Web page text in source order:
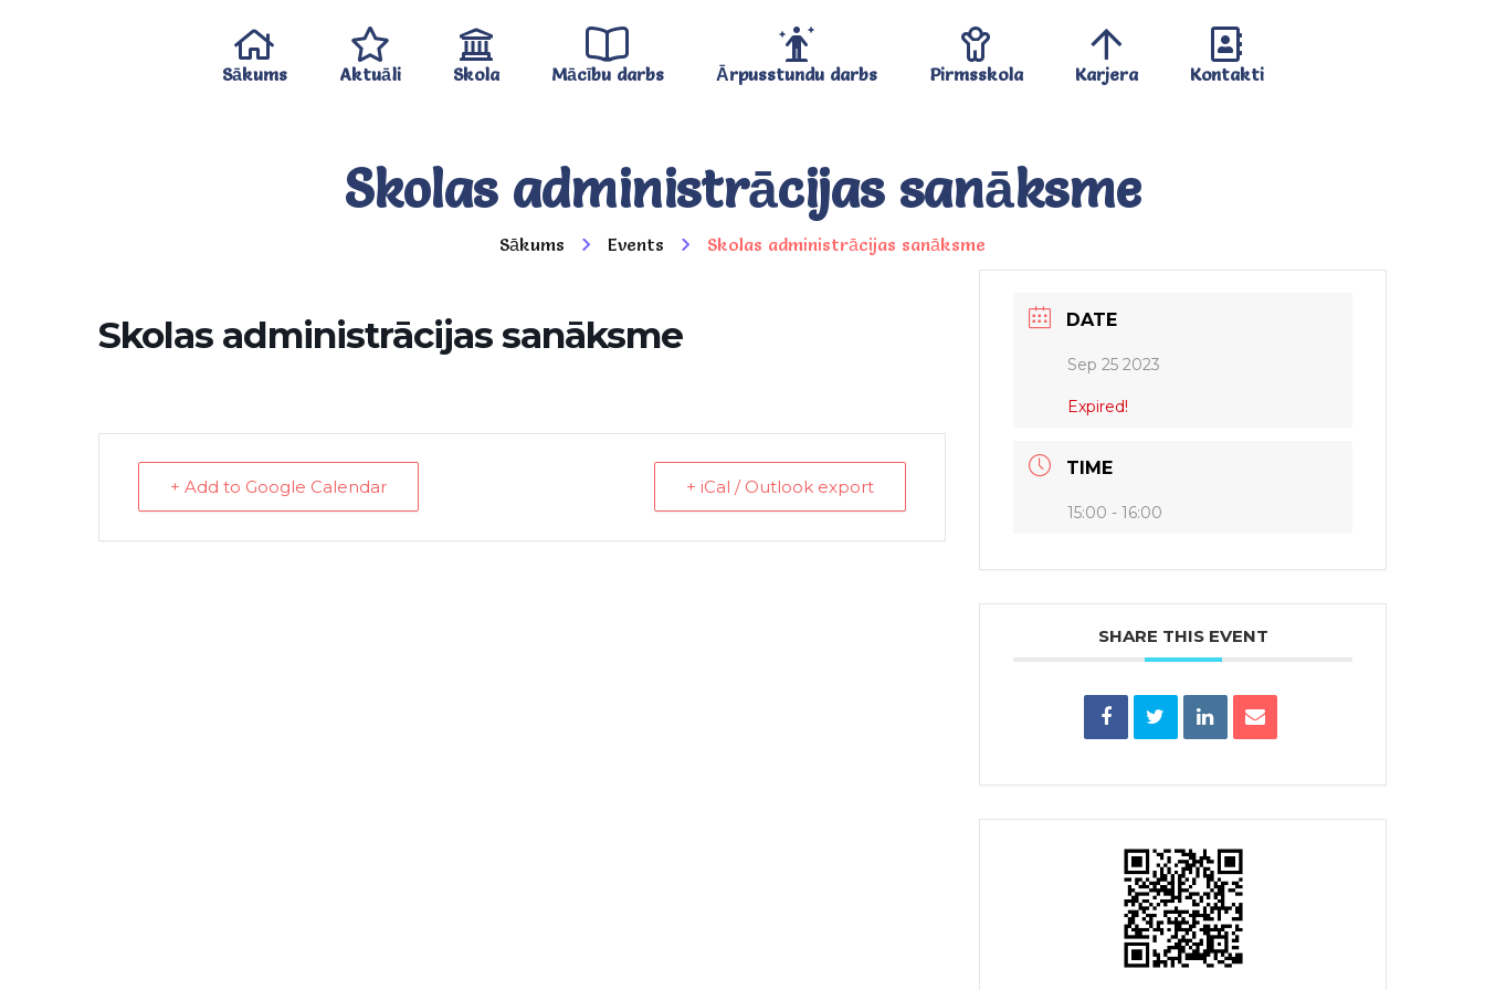
Sākums Aktuāli Skola Mācību darbs Ārpusstundu darbs Pirmsskola Karjera Kontakti
Skolas administrācijas sanāksme
Sākums Events Skolas administrācijas sanāksme
Skolas administrācijas sanāksme
+ Add to Google Calendar + iCal / Outlook export
DATE
Sep 25 2023
Expired!
TIME
15:00 - 16:00
SHARE THIS EVENT